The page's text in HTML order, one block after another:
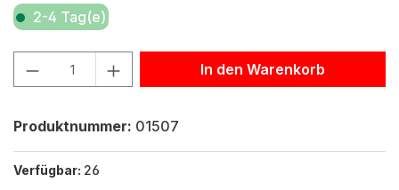
2-4 Tag(e)
Produkt Anzahl: Gib den gewünschten Wert ein oder
In den Warenkorb
Produktnummer: 01507
Verfügbar: 26